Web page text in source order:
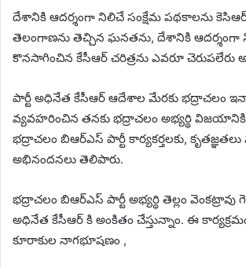
దేశానికి ఆదర్శంగా నిలిచే సంక్షేమ పథకాలను
తెలంగాణను తెచ్చిన ఘనతను, దేశానికి ఆదర్శంగా
కొనసాగించిన కేసీఆర్ చరిత్రను ఎవరూ చెరుపలేరు
పార్టీ అధినేత కేసీఆర్ ఆదేశాల మేరకు భద్రాచలం
వ్యవహరించిన తనకు భద్రాచలం అభ్యర్థి
భద్రాచలం బిఆర్ఎస్ పార్టీ కార్యకర్తలకు,
అభినందనలు తెలిపారు.
భద్రాచలం బిఆర్ఎస్ పార్టీ అభ్యర్థి తెల్లం వెంకట్రావు
అధినేత కేసీఆర్ కి అంకితం చేస్తున్నాం. ఈ
కూరాకుల నాగభూషణం ,